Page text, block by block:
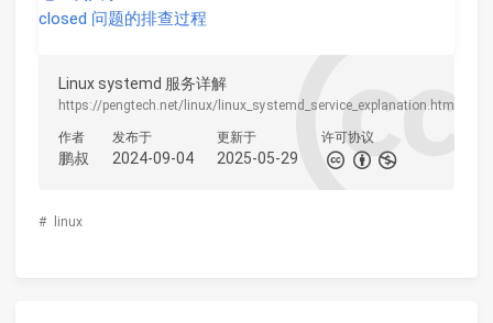
closed 问题的排查过程
Linux systemd 服务详解
https://pengtech.net/linux/linux_systemd_service_explanation.html
作者
鹏叔
发布于
2024-09-04
更新于
2025-05-29
许可协议
# linux